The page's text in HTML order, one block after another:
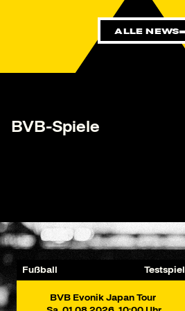
ALLE NEWS
BVB-Spiele
Fußball Testspiel
BVB Evonik Japan Tour